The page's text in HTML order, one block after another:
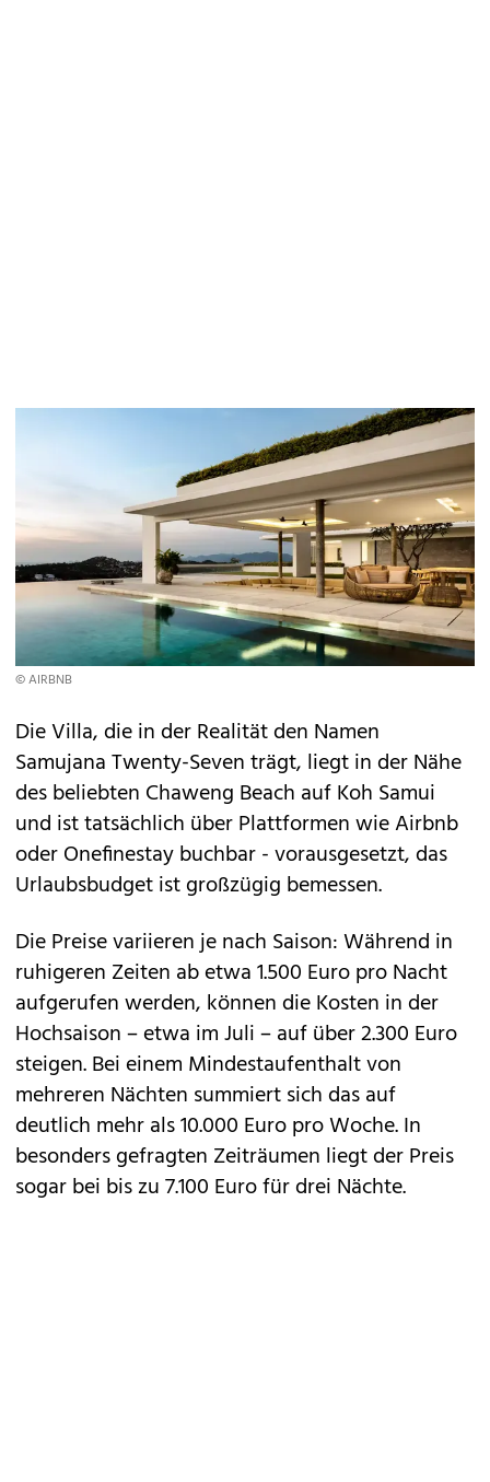
© AIRBNB
Die Villa, die in der Realität den Namen
Samujana Twenty-Seven trägt, liegt in der Nähe
des beliebten Chaweng Beach auf Koh Samui
und ist tatsächlich über Plattformen wie Airbnb
oder Onefinestay buchbar - vorausgesetzt, das
Urlaubsbudget ist großzügig bemessen.
Die Preise variieren je nach Saison: Während in
ruhigeren Zeiten ab etwa 1.500 Euro pro Nacht
aufgerufen werden, können die Kosten in der
Hochsaison – etwa im Juli – auf über 2.300 Euro
steigen. Bei einem Mindestaufenthalt von
mehreren Nächten summiert sich das auf
deutlich mehr als 10.000 Euro pro Woche. In
besonders gefragten Zeiträumen liegt der Preis
sogar bei bis zu 7.100 Euro für drei Nächte.